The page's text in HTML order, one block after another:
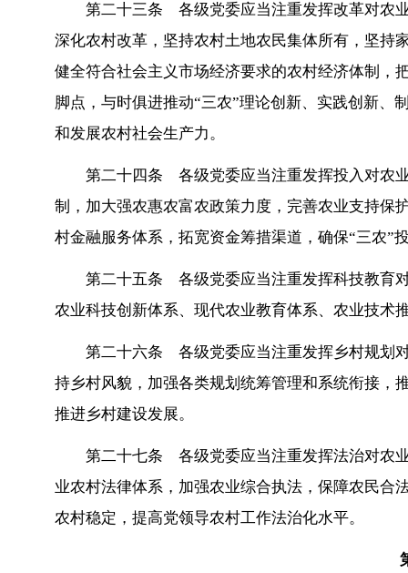
第二十三条 各级党委应当注重发挥改革对农
深化农村改革，坚持农村土地农民集体所有，坚持
健全符合社会主义市场经济要求的农村经济体制，
脚点，与时俱进推动“三农”理论创新、实践创新、
和发展农村社会生产力。
第二十四条 各级党委应当注重发挥投入对农
制，加大强农惠农富农政策力度，完善农业支持保
村金融服务体系，拓宽资金筹措渠道，确保“三农”
第二十五条 各级党委应当注重发挥科技教育
农业科技创新体系、现代农业教育体系、农业技术
第二十六条 各级党委应当注重发挥乡村规划
持乡村风貌，加强各类规划统筹管理和系统衔接，
推进乡村建设发展。
第二十七条 各级党委应当注重发挥法治对农
业农村法律体系，加强农业综合执法，保障农民合
农村稳定，提高党领导农村工作法治化水平。